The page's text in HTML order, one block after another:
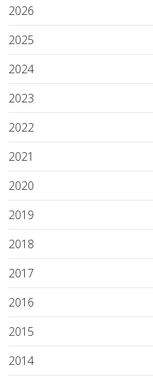
2026
2025
2024
2023
2022
2021
2020
2019
2018
2017
2016
2015
2014